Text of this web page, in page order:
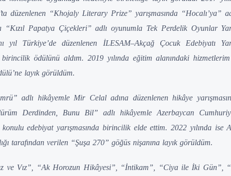
düzenlenen “Khojaly Literary Prize” yarışmasında “Hocalı’ya”
“Kızıl Papatya Çiçekleri” adlı oyunumla Tek Perdelik Oyunlar
yıl Türkiye’de düzenlenen İLESAM–Akçağ Çocuk Edebiyatı
ödülünü aldım. 2019 yılında eğitim alanındaki
layık görüldüm.
adlı hikâyemle Mir Celal adına düzenlenen hikâye
Derdinden, Bunu Bil” adlı hikâyemle Azerbaycan
konulu edebiyat yarışmasında birincilik elde ettim. 2022 yılında ise
tarafından verilen “Şuşa 270” göğüs nişanına layık görüldüm.
ve Vız”, “Ak Horozun Hikâyesi”, “İntikam”, “Ciya ile İki Gün”,